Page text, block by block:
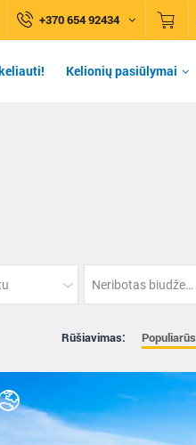
+370 654 92434
Kelionių pasiūlymai
Neribotas biudžetas
Rūšiavimas: Populiarūs